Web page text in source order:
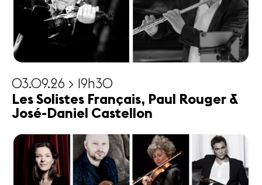
03.09.26 > 19h30
Les Solistes Français, Paul Rouger &
José-Daniel Castellon